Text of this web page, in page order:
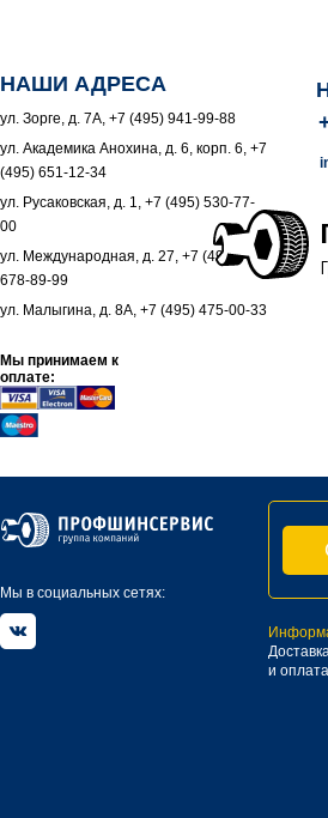
НАШИ АДРЕСА
ул. Зорге, д. 7А, +7 (495) 941-99-88
ул. Академика Анохина, д. 6, корп. 6, +7
(495) 651-12-34
ул. Русаковская, д. 1, +7 (495) 530-77-
00
ул. Международная, д. 27, +7 (495)
678-89-99
ул. Малыгина, д. 8А, +7 (495) 475-00-33
Мы принимаем к
оплате:
Мы в социальных сетях:
и оплата